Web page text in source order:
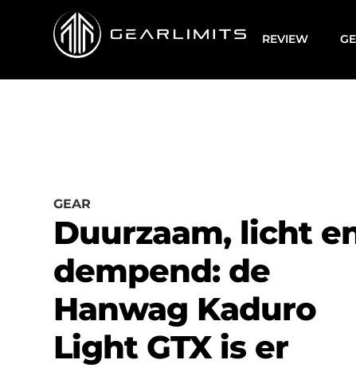
REVIEW
GEAR
Duurzaam, licht
dempend: de
Hanwag Kaduro
Light GTX is er